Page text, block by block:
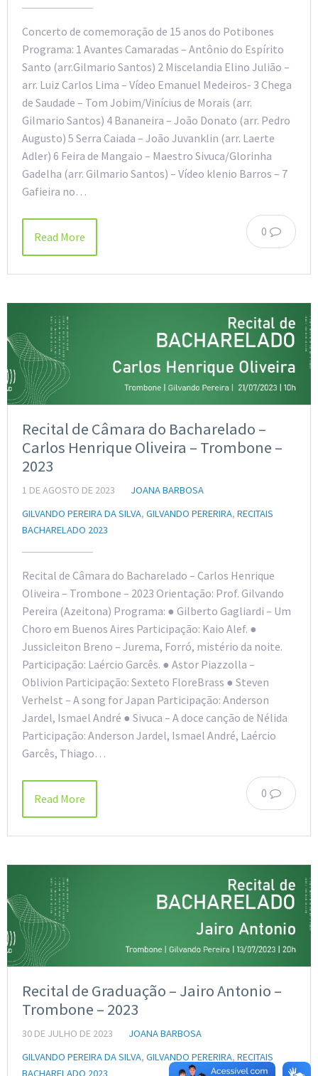
Concerto de comemoração de 15 anos do Potibones
Programa: 1 Avantes Camaradas – Antônio do Espírito
Santo (arr.Gilmario Santos) 2 Miscelandia Elino Julião –
arr. Luiz Carlos Lima – Vídeo Emanuel Medeiros- 3 Chega
de Saudade – Tom Jobim/Vinícius de Morais (arr.
Gilmario Santos) 4 Bananeira – João Donato (arr. Pedro
Augusto) 5 Serra Caiada – João Juvanklin (arr. Laerte
Adler) 6 Feira de Mangaio – Maestro Sivuca/Glorinha
Gadelha (arr. Gilmario Santos) – Vídeo klenio Barros – 7
Gafieira no…
0
Read More
Recital de Câmara do Bacharelado –
Carlos Henrique Oliveira – Trombone –
2023
1 DE AGOSTO DE 2023
JOANA BARBOSA
GILVANDO PEREIRA DA SILVA, GILVANDO PERERIRA, RECITAIS
BACHARELADO 2023
Recital de Câmara do Bacharelado – Carlos Henrique
Oliveira – Trombone – 2023 Orientação: Prof. Gilvando
Pereira (Azeitona) Programa: ● Gilberto Gagliardi – Um
Choro em Buenos Aires Participação: Kaio Alef. ●
Jussicleiton Breno – Jurema, Forró, mistério da noite.
Participação: Laércio Garcês. ● Astor Piazzolla –
Oblivion Participação: Sexteto FloreBrass ● Steven
Verhelst – A song for Japan Participação: Anderson
Jardel, Ismael André ● Sivuca – A doce canção de Nélida
Participação: Anderson Jardel, Ismael André, Laércio
Garcês, Thiago…
0
Read More
Recital de Graduação – Jairo Antonio –
Trombone – 2023
30 DE JULHO DE 2023
JOANA BARBOSA
GILVANDO PEREIRA DA SILVA, GILVANDO PERERIRA, RECITAIS
BACHARELADO 2023